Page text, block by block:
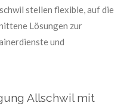
stellen flexible, auf die
Lösungen zur
und
Allschwil mit